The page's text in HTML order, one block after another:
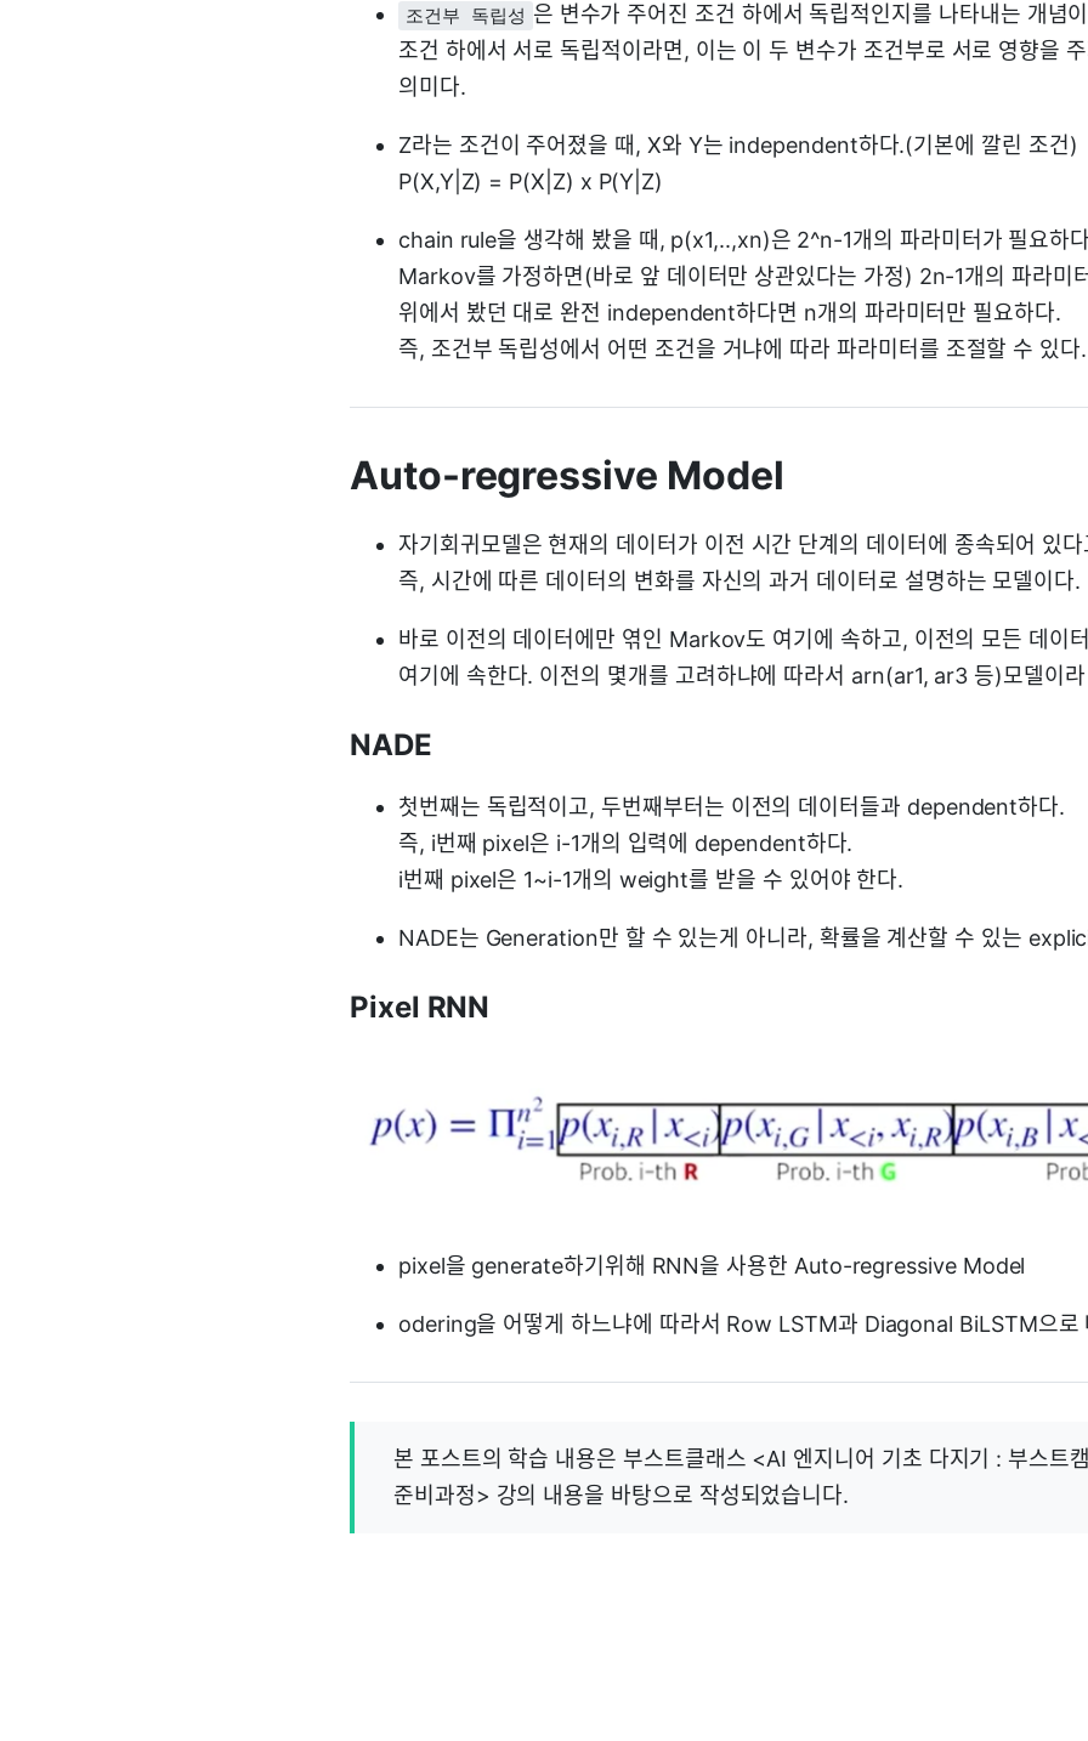
조건부 독립성 은 변수가 주어진 조건 하에서 독립적인지를 나타내는 개념
조건 하에서 서로 독립적이라면, 이는 이 두 변수가 조건부로 서로 영향을
의미다.
Z라는 조건이 주어졌을 때, X와 Y는 independent하다.(기본에 깔린 조건)
P(X,Y|Z) = P(X|Z) x P(Y|Z)
chain rule을 생각해 봤을 때, p(x1,..,xn)은 2^n-1개의 파라미터가 필요하
Markov를 가정하면(바로 앞 데이터만 상관있다는 가정) 2n-1개의 파라미
위에서 봤던 대로 완전 independent하다면 n개의 파라미터만 필요하다.
즉, 조건부 독립성에서 어떤 조건을 거냐에 따라 파라미터를 조절할 수 있다.
Auto-regressive Model
자기회귀모델은 현재의 데이터가 이전 시간 단계의 데이터에 종속되어 있
즉, 시간에 따른 데이터의 변화를 자신의 과거 데이터로 설명하는 모델이다.
바로 이전의 데이터에만 엮인 Markov도 여기에 속하고, 이전의 모든 데이
여기에 속한다. 이전의 몇개를 고려하냐에 따라서 arn(ar1, ar3 등)모델이
NADE
첫번째는 독립적이고, 두번째부터는 이전의 데이터들과 dependent하다.
즉, i번째 pixel은 i-1개의 입력에 dependent하다.
i번째 pixel은 1~i-1개의 weight를 받을 수 있어야 한다.
NADE는 Generation만 할 수 있는게 아니라, 확률을 계산할 수 있는
Pixel RNN
pixel을 generate하기위해 RNN을 사용한 Auto-regressive Model
odering을 어떻게 하느냐에 따라서 Row LSTM과 Diagonal BiLSTM으로
본 포스트의 학습 내용은 부스트클래스 <AI 엔지니어 기초 다지기 : 부스트
준비과정> 강의 내용을 바탕으로 작성되었습니다.